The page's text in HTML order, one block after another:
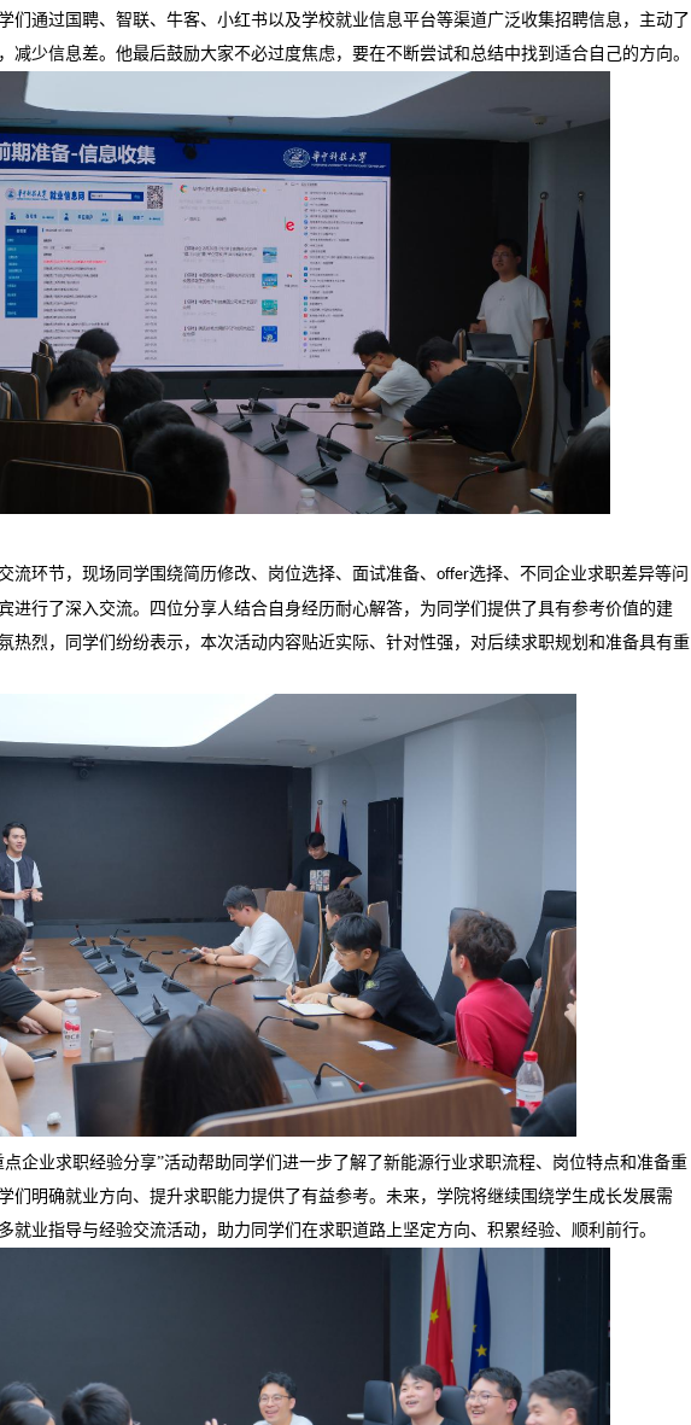
们通过国聘、智联、牛客、小红书以及学校就业信息平台等渠道广泛收集招聘信息，主动了
减少信息差。他最后鼓励大家不必过度焦虑，要在不断尝试和总结中找到适合自己的方向。
流环节，现场同学围绕简历修改、岗位选择、面试准备、 offer选择、不同企业求职差异等问
进行了深入交流。四位分享人结合自身经历耐心解答，为同学们提供了具有参考价值的建
热烈，同学们纷纷表示，本次活动内容贴近实际、针对性强，对后续求职规划和准备具有重
点企业求职经验分享”活动帮助同学们进一步了解了新能源行业求职流程、岗位特点和准备重
们明确就业方向、提升求职能力提供了有益参考。未来，学院将继续围绕学生成长发展需
就业指导与经验交流活动，助力同学们在求职道路上坚定方向、积累经验、顺利前行。